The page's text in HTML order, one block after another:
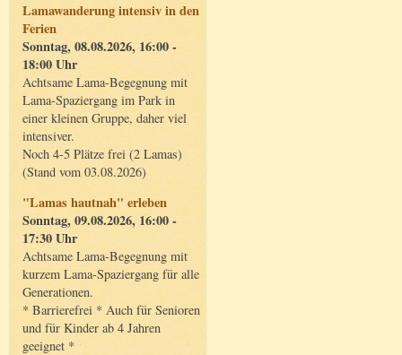
Lamawanderung intensiv in den
Ferien
Sonntag, 08.08.2026, 16:00 -
18:00 Uhr
Achtsame Lama-Begegnung mit
Lama-Spaziergang im Park in
einer kleinen Gruppe, daher viel
intensiver.
Noch 4-5 Plätze frei (2 Lamas)
(Stand vom 03.08.2026)
"Lamas hautnah" erleben
Sonntag, 09.08.2026, 16:00 -
17:30 Uhr
Achtsame Lama-Begegnung mit
kurzem Lama-Spaziergang für alle
Generationen.
* Barrierefrei * Auch für Senioren
und für Kinder ab 4 Jahren
geeignet *